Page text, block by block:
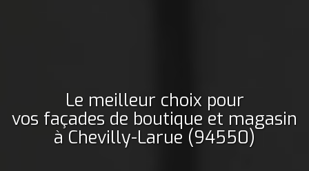
Le meilleur choix pour
vos façades de boutique et magasin
à Chevilly-Larue (94550)